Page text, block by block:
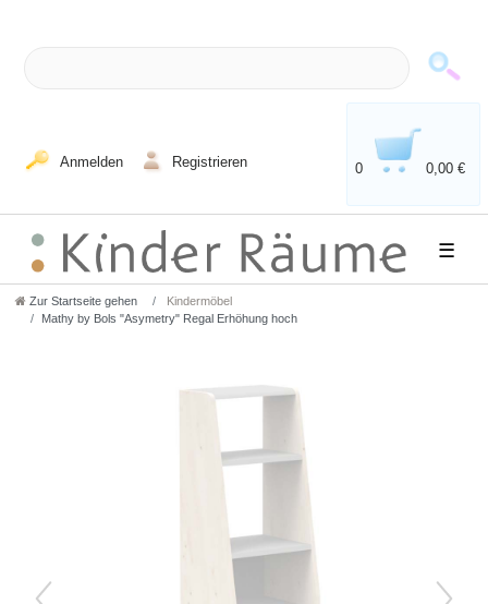
Anmelden Registrieren 0 0,00 €
☰
Zur Startseite gehen
Kindermöbel
Mathy by Bols "Asymetry" Regal Erhöhung hoch